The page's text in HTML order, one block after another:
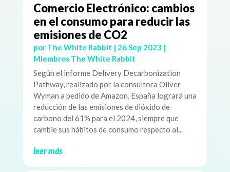
Comercio Electrónico: cambios
en el consumo para reducir las
emisiones de CO2
por The White Rabbit | 26 Sep 2023 |
Miembros The White Rabbit
Según el informe Delivery Decarbonization
Pathway, realizado por la consultora Oliver
Wyman a pedido de Amazon, España logrará una
reducción de las emisiones de dióxido de
carbono del 61% para el 2024, siempre que
cambie sus hábitos de consumo respecto al...
leer más